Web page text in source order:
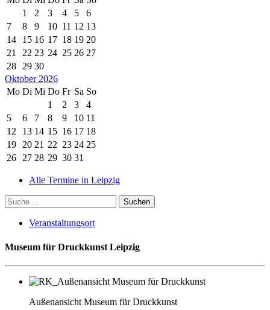
1
2 3 4 5
6
7
8 9 10 11 12 13
14
15 16 17 18 19 20
21
22 23 24 25 26 27
28 29 30
Oktober 2026
Mo Di Mi Do Fr Sa So
1
2 3
4
5
6 7 8 9 10 11
12
13 14 15 16 17 18
19 20 21 22 23 24 25
26 27 28 29 30 31
Alle Termine in Leipzig
Veranstaltungsort
Museum für Druckkunst Leipzig
Außenansicht Museum für Druckkunst